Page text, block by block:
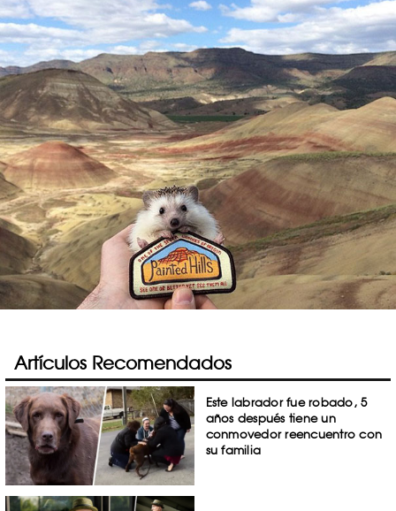
Artículos Recomendados
Este labrador fue robado, 5
años después tiene un
conmovedor reencuentro con
su familia